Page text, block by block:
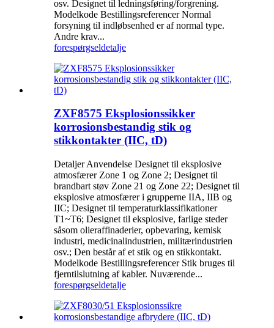
osv. Designet til ledningsføring/forgrening.
Modelkode Bestillingsreferencer Normal
forsyning til indløbsenhed er af normal type.
Andre krav...
forespørgseldetalje
ZXF8575 Eksplosionssikker
korrosionsbestandig stik og
stikkontakter (IIC, tD)
Detaljer Anvendelse Designet til eksplosive
atmosfærer Zone 1 og Zone 2; Designet til
brandbart støv Zone 21 og Zone 22; Designet til
eksplosive atmosfærer i grupperne IIA, IIB og
IIC; Designet til temperaturklassifikationer
T1~T6; Designet til eksplosive, farlige steder
såsom olieraffinaderier, opbevaring, kemisk
industri, medicinalindustrien, militærindustrien
osv.; Den består af et stik og en stikkontakt.
Modelkode Bestillingsreferencer Stik bruges til
fjerntilslutning af kabler. Nuværende...
forespørgseldetalje